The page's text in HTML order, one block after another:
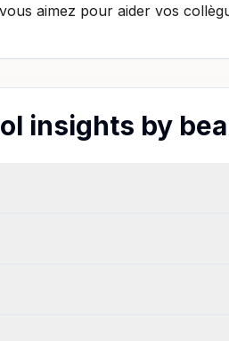
aimez pour aider vos
insights by